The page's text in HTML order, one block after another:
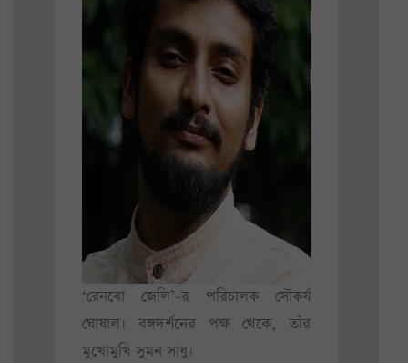
‘রেনবো জেলি’-র পরিচালক সৌকর্য
ঘোষাল। বঙ্গদর্শনের পক্ষ থেকে, তাঁর
মুখোমুখি সুমন সাধু।